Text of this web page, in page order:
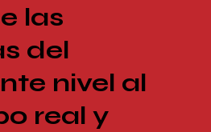
las
del
nivel al
real y